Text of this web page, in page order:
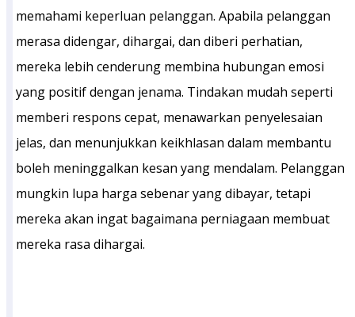
memahami keperluan pelanggan. Apabila pelanggan
merasa didengar, dihargai, dan diberi perhatian,
mereka lebih cenderung membina hubungan emosi
yang positif dengan jenama. Tindakan mudah seperti
memberi respons cepat, menawarkan penyelesaian
jelas, dan menunjukkan keikhlasan dalam membantu
boleh meninggalkan kesan yang mendalam. Pelanggan
mungkin lupa harga sebenar yang dibayar, tetapi
mereka akan ingat bagaimana perniagaan membuat
mereka rasa dihargai.